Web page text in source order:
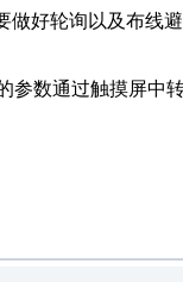
好轮询以及布线避
参数通过触摸屏中